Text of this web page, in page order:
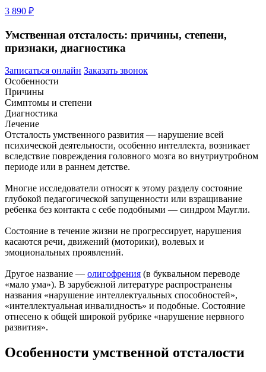
3 890 ₽
Умственная отсталость: причины, степени,
признаки, диагностика
Записаться онлайн Заказать звонок
Особенности
Причины
Симптомы и степени
Диагностика
Лечение
Отсталость умственного развития — нарушение всей
психической деятельности, особенно интеллекта, возникает
вследствие повреждения головного мозга во внутриутробном
периоде или в раннем детстве.
Многие исследователи относят к этому разделу состояние
глубокой педагогической запущенности или взращивание
ребенка без контакта с себе подобными — синдром Маугли.
Состояние в течение жизни не прогрессирует, нарушения
касаются речи, движений (моторики), волевых и
эмоциональных проявлений.
Другое название — олигофрения (в буквальном переводе
«мало ума»). В зарубежной литературе распространены
названия «нарушение интеллектуальных способностей»,
«интеллектуальная инвалидность» и подобные. Состояние
отнесено к общей широкой рубрике «нарушение нервного
развития».
Особенности умственной отсталости